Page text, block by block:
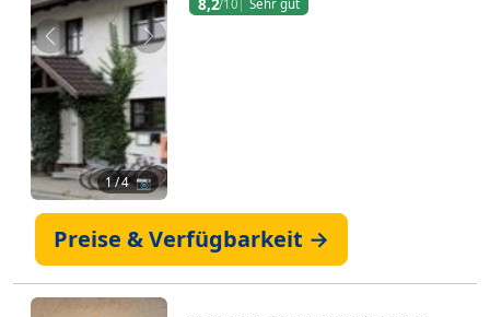
Zurück Weiter
1/ 4 📷
/10 Sehr gut
Preise & Verfügbarkeit →